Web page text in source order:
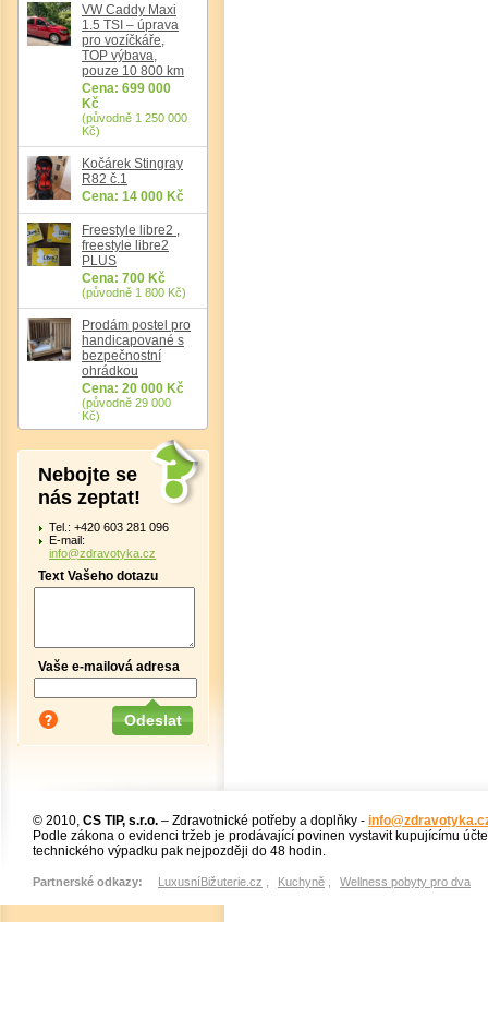
VW Caddy Maxi
1.5 TSI – úprava
pro vozíčkáře,
TOP výbava,
pouze 10 800 km
Cena: 699 000
Kč
(původně 1 250 000
Kč)
Kočárek Stingray
R82 č.1
Cena: 14 000 Kč
Freestyle libre2 ,
freestyle libre2
PLUS
Cena: 700 Kč
(původně 1 800 Kč)
Prodám postel pro
handicapované s
bezpečnostní
ohrádkou
Cena: 20 000 Kč
(původně 29 000
Kč)
Nebojte se
nás zeptat!
Tel.: +420 603 281 096
E-mail:
info@zdravotyka.cz
Text Vašeho dotazu
Vaše e-mailová adresa
© 2010, CS TIP, s.r.o. – Zdravotnické potřeby a doplňky -
Podle zákona o evidenci tržeb je prodávající povinen vystavit kupujícímu
technického výpadku pak nejpozději do 48 hodin.
Partnerské odkazy: LuxusníBižuterie.cz Kuchyně Wellness pobyty pro dva